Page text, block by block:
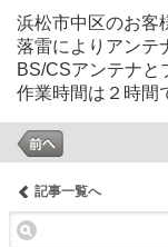
浜松市中区のお客
落雷によりアンテ
BS/CSアンテナと
作業時間は２時間
記事一覧へ